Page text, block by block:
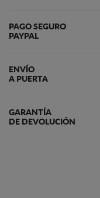
PAGO SEGURO
PAYPAL
ENVÍO
A PUERTA
GARANTÍA
DE DEVOLUCIÓN